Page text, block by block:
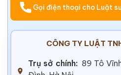
Gọi điện thoại cho Luật
CÔNG TY LUẬT
Trụ sở chính: 89 Tô